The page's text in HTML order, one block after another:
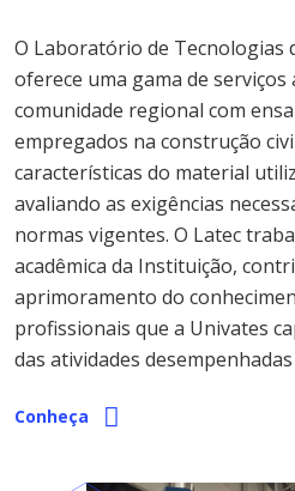
O Laboratório de Tecnologias
oferece uma gama de serviços
comunidade regional com
empregados na construção
características do material
avaliando as exigências
normas vigentes. O Latec
acadêmica da Instituição,
aprimoramento do
profissionais que a Univates
das atividades
Conheça